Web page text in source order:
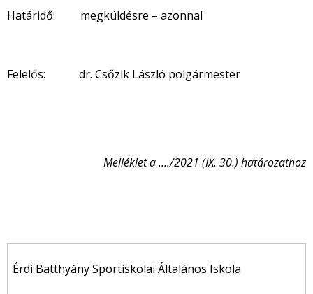
Határidő: megküldésre – azonnal
Felelős: dr. Csőzik László polgármester
Melléklet a …./2021 (IX. 30.) határozathoz
Érdi Batthyány Sportiskolai Általános Iskola